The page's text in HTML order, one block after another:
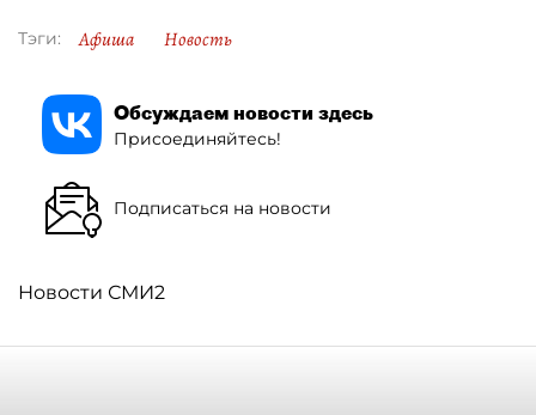
Тэги: Афиша Новость
Обсуждаем новости здесь
Присоединяйтесь!
Подписаться на новости
Новости СМИ2